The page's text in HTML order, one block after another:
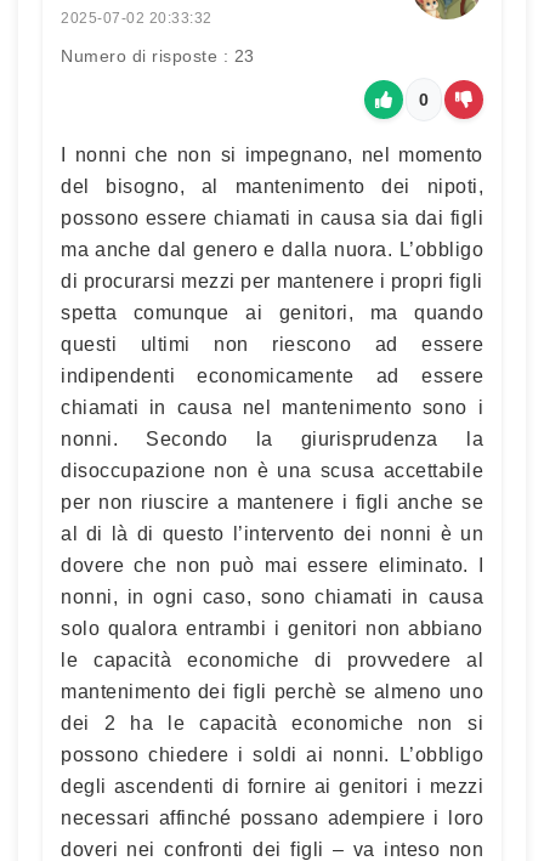
2025-07-02 20:33:32
Numero di risposte : 23
0
I nonni che non si impegnano, nel momento
del bisogno, al mantenimento dei nipoti,
possono essere chiamati in causa sia dai figli
ma anche dal genero e dalla nuora. L’obbligo
di procurarsi mezzi per mantenere i propri figli
spetta comunque ai genitori, ma quando
questi ultimi non riescono ad essere
indipendenti economicamente ad essere
chiamati in causa nel mantenimento sono i
nonni. Secondo la giurisprudenza la
disoccupazione non è una scusa accettabile
per non riuscire a mantenere i figli anche se
al di là di questo l’intervento dei nonni è un
dovere che non può mai essere eliminato. I
nonni, in ogni caso, sono chiamati in causa
solo qualora entrambi i genitori non abbiano
le capacità economiche di provvedere al
mantenimento dei figli perchè se almeno uno
dei 2 ha le capacità economiche non si
possono chiedere i soldi ai nonni. L’obbligo
degli ascendenti di fornire ai genitori i mezzi
necessari affinché possano adempiere i loro
doveri nei confronti dei figli – va inteso non